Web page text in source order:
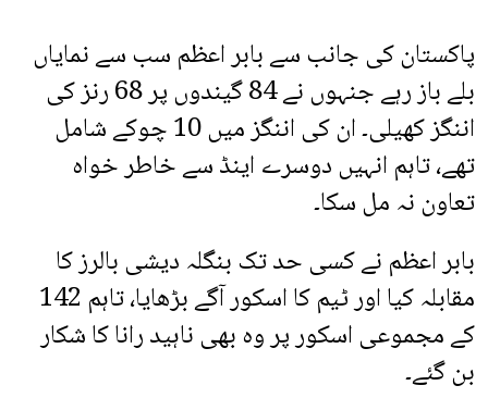
پاکستان کی جانب سے بابر اعظم سب سے نمایاں
بلے باز رہے جنہوں نے 84 گیندوں پر 68 رنز کی
اننگز کھیلی۔ ان کی اننگز میں 10 چوکے شامل
تھے، تاہم انہیں دوسرے اینڈ سے خاطر خواہ
تعاون نہ مل سکا۔
بابر اعظم نے کسی حد تک بنگلہ دیشی بالرز کا
مقابلہ کیا اور ٹیم کا اسکور آگے بڑھایا، تاہم 142
کے مجموعی اسکور پر وہ بھی ناہید رانا کا شکار
بن گئے۔